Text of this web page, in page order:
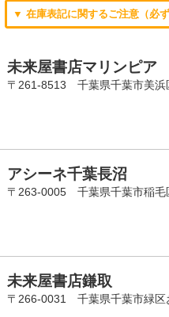
▼ 在庫表記に関するご注意（必ず
未来屋書店マリンピア
〒261-8513 千葉県千葉市美浜
アシーネ千葉長沼
〒263-0005 千葉県千葉市稲毛
未来屋書店鎌取
〒266-0031 千葉県千葉市緑区